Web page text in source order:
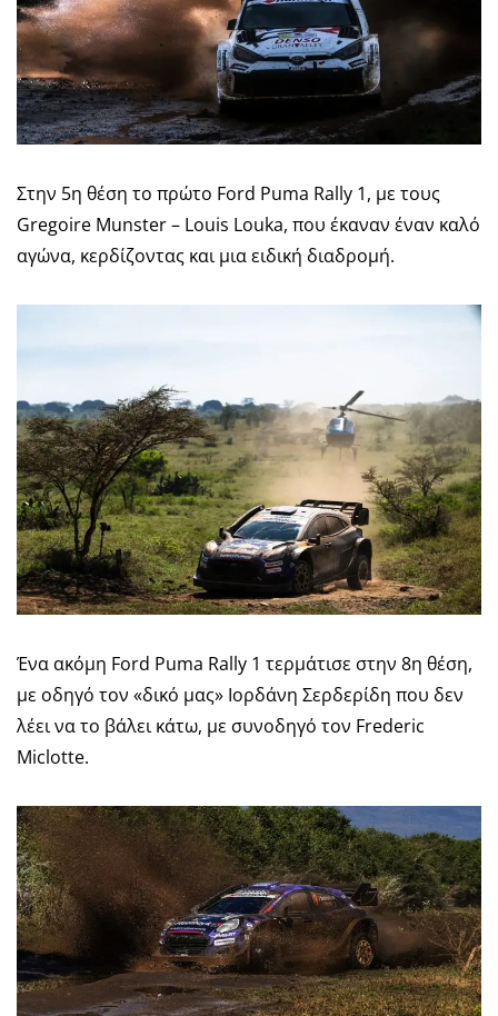
Στην 5η θέση το πρώτο Ford Puma Rally 1, με τους
Gregoire Munster – Louis Louka, που έκαναν έναν καλό
αγώνα, κερδίζοντας και μια ειδική διαδρομή.
Ένα ακόμη Ford Puma Rally 1 τερμάτισε στην 8η θέση,
με οδηγό τον «δικό μας» Ιορδάνη Σερδερίδη που δεν
λέει να το βάλει κάτω, με συνοδηγό τον Frederic
Miclotte.